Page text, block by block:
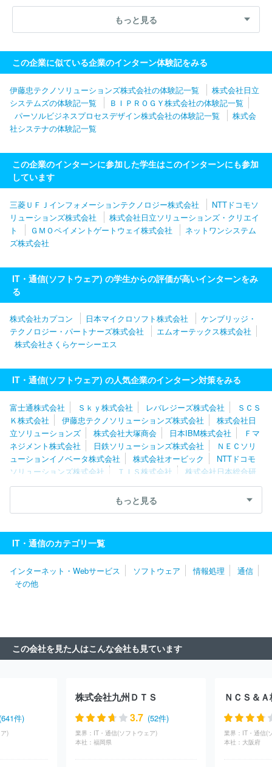
もっと見る
この企業に似ている企業のインターン体験記をみる
伊藤忠テクノソリューションズ株式会社の体験記一覧
株式会社日立
システムズの体験記一覧
ＢＩＰＲＯＧＹ株式会社の体験記一覧
パーソルビジネスプロセスデザイン株式会社の体験記一覧
株式会
社システナの体験記一覧
この企業のインターンに参加した学生はこのインターンにも参加
しています
三菱ＵＦＪインフォメーションテクノロジー株式会社
NTTドコモソ
リューションズ株式会社
株式会社日立ソリューションズ・クリエイ
ト
ＧＭＯペイメントゲートウェイ株式会社
ネットワンシステム
ズ株式会社
IT・通信(ソフトウェア) の学生からの評価が高いインターンをみ
る
株式会社カプコン 日本マイクロソフト株式会社
ケンブリッジ・
テクノロジー・パートナーズ株式会社
エムオーテックス株式会社
株式会社さくらケーシーエス
IT・通信(ソフトウェア) の人気企業のインターン対策をみる
富士通株式会社 Ｓｋｙ株式会社 レバレジーズ株式会社
ＳＣＳ
Ｋ株式会社
伊藤忠テクノソリューションズ株式会社
株式会社日
立ソリューションズ
株式会社大塚商会 日本IBM株式会社
Ｆマ
ネジメント株式会社
日鉄ソリューションズ株式会社
ＮＥＣソリ
ューションイノベータ株式会社
株式会社オービック
NTTドコモ
ソリューションズ株式会社
ＴＩＳ株式会社
株式会社日本総合研
究所
トランス・コスモス株式会社 ＢＩＰＲＯＧＹ株式会社
株
三菱ＵＦＪインフォメーションテクノロジー
株式会社
ン株式会社
株式会社ＪＳＯＬ 株式会社カプコン
みずほリサー
チ＆テクノロジーズ株式会社
ア・エニックス
株式会社ＮＴＴデータ・アイ
株式会社電通総研
株式会社トヨタシステムズ
式会社あとらす二十一
株式会社インテック
サイボウズ株式会社
日本ビジネスシステムズ株式会社
株式会社コーエーテクモゲーム
ス
シンプレクス株式会社 ＮＴＴデータルウィーブ株式会社
コ
もっと見る
IT・通信のカテゴリ一覧
インターネット・Webサービス ソフトウェア 情報処理
通信
その他
この会社を見た人はこんな会社も見ています
件)
)
株式会社九州ＤＴＳ
3.7 (52件)
業界： IT・通信(ソフトウェア)
本社： 福岡県
ＮＣＳ＆
業界： IT・通信(
本社： 大阪府